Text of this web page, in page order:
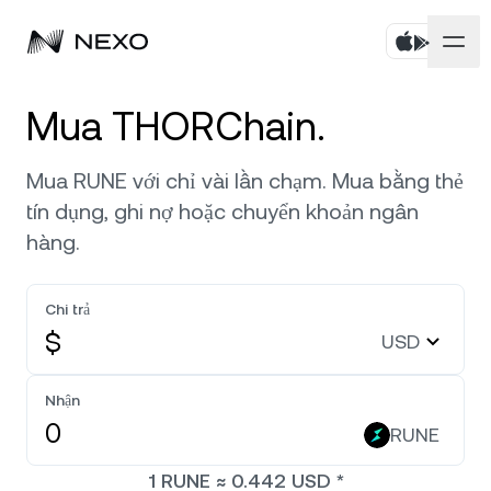
Mua tài sản
Flexible Savings
Dual Investment
Exchange
Credit Line
Zero-interest Credit
Tài khoản doanh nghiệp
Môi giới chính
Nhãn trắng
Nexo Ventures
Cổng thanh toán
Thị trường
Thị trường giảm
Bitcoin BTC 0,85%
0,46%
Công ty
Giới thiệu
Bảo mật
Đối tác
Mua THORChain.
Mua RUNE với chỉ vài lần chạm. Mua bằng thẻ
tín dụng, ghi nợ hoặc chuyển khoản ngân
hàng.
Chi trả
$ USD
Nhận
RUNE
1 RUNE ≈ 0.442 USD *